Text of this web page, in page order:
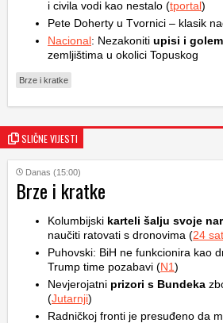
i civila vodi kao nestalo (tportal)
Pete Doherty u Tvornici – klasik
Nacional: Nezakoniti upisi i
zemljištima u okolici Topuskog
Brze i kratke
SLIČNE VIJESTI
Danas (15:00)
Brze i kratke
Kolumbijski karteli šalju svoje
naučiti ratovati s dronovima (24
Puhovski: BiH ne funkcionira kao
Trump time pozabavi (N1)
Nevjerojatni prizori s Bundeka
(Jutarnji)
Radničkoj fronti je presuđeno da